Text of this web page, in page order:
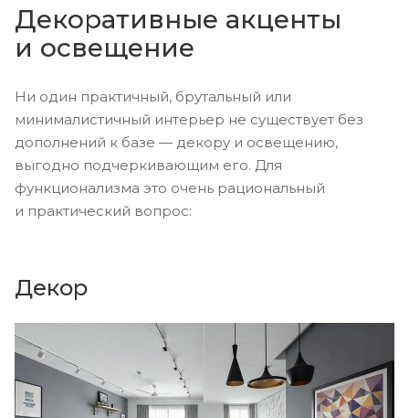
Декоративные акценты
и освещение
Ни один практичный, брутальный или
минималистичный интерьер не существует без
дополнений к базе — декору и освещению,
выгодно подчеркивающим его. Для
функционализма это очень рациональный
и практический вопрос:
Декор